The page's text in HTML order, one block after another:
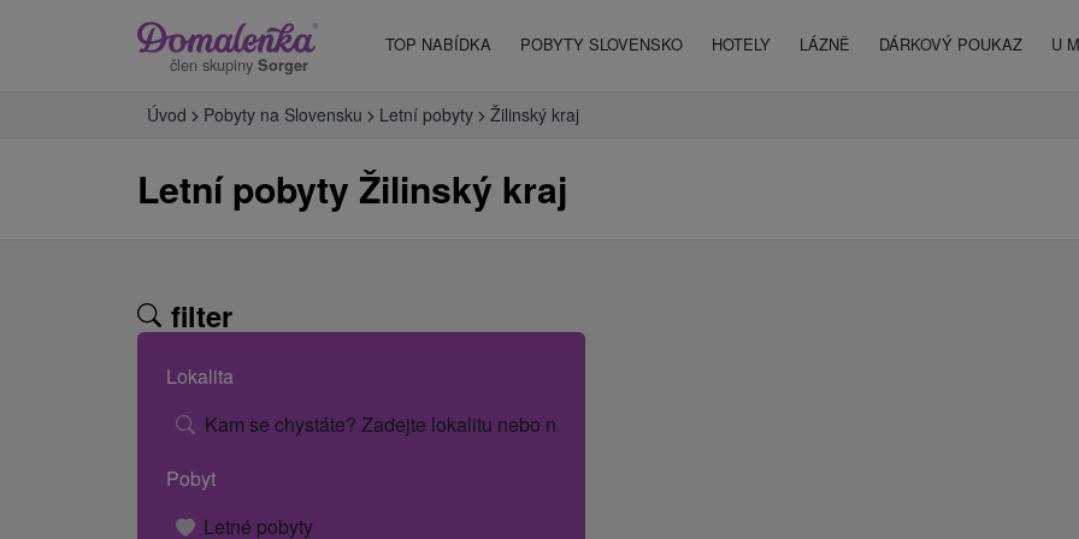
člen skupiny Sorger
TOP NABÍDKA POBYTY SLOVENSKO HOTELY LÁZNĚ DÁRKOVÝ POUKAZ U
Úvod Pobyty na Slovensku Letní pobyty Žilinský kraj
Letní pobyty Žilinský kraj
filter
Lokalita
Kam se chystáte? Zadejte lokalitu nebo název hotelu.
Pobyt
Letné pobyty